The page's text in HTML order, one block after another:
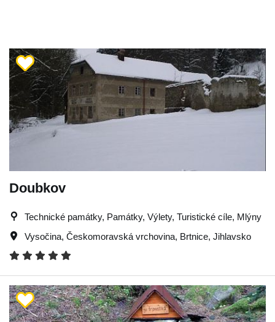
Doubkov
Technické památky, Památky, Výlety, Turistické cíle, Mlýny
Vysočina, Českomoravská vrchovina, Brtnice, Jihlavsko